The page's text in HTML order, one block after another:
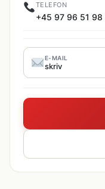
TELEFON
+45 97 96 51 98
E-MAIL
skriv